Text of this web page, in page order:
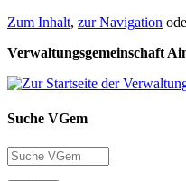
Zum Inhalt, zur Navigation
Verwaltungsgemeinschaft
Suche VGem